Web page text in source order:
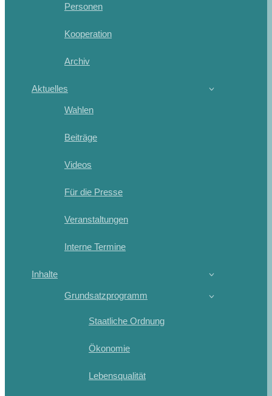
Personen
Kooperation
Archiv
Aktuelles
Wahlen
Beiträge
Videos
Für die Presse
Veranstaltungen
Interne Termine
Inhalte
Grundsatzprogramm
Staatliche Ordnung
Ökonomie
Lebensqualität